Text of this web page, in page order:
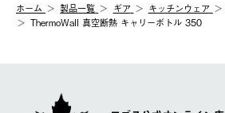
ホーム 製品⼀覧 ギア キッチンウェア
ThermoWall 真空断熱 キャリーボトル 350